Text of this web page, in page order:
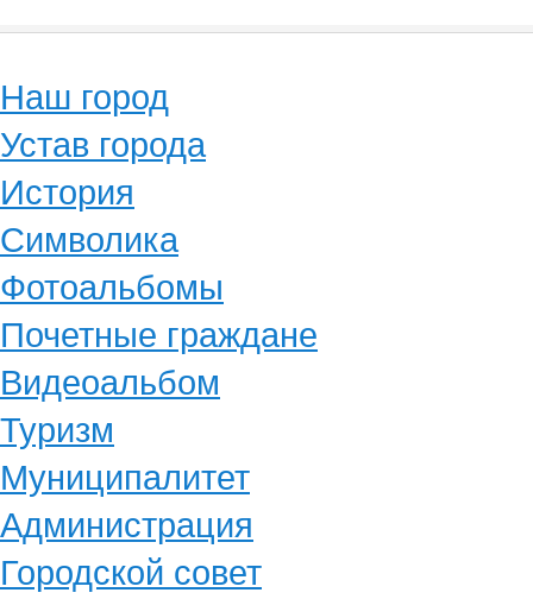
Наш город
Устав города
История
Символика
Фотоальбомы
Почетные граждане
Видеоальбом
Туризм
Муниципалитет
Администрация
Городской совет